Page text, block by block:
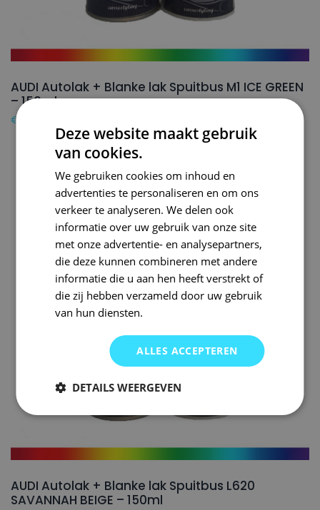
AUDI Autolak + Blanke lak Spuitbus M1 ICE GREEN
– 150ml
€
AUDI Autolak + Blanke lak Spuitbus L620
SAVANNAH BEIGE – 150ml
Deze website maakt gebruik
van cookies.
We gebruiken cookies om inhoud en
advertenties te personaliseren en om ons
verkeer te analyseren. We delen ook
informatie over uw gebruik van onze site
met onze advertentie- en analysepartners,
die deze kunnen combineren met andere
informatie die u aan hen heeft verstrekt of
die zij hebben verzameld door uw gebruik
van hun diensten.
ALLES ACCEPTEREN
DETAILS WEERGEVEN